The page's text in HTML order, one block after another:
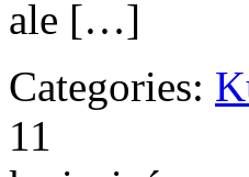
ale […]
Categories:
11